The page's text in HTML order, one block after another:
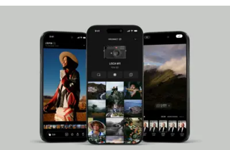
faveur de la signature Leica gravée sur la plaque
de protection en saphir, l'un des matériaux les plus
durs au monde.